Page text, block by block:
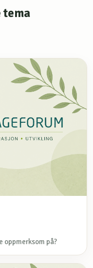
oppmerksom på?